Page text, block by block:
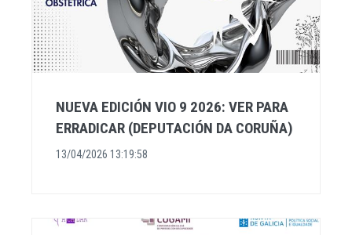
NUEVA EDICIÓN VIO 9 2026: VER PARA
ERRADICAR (DEPUTACIÓN DA CORUÑA)
13/04/2026 13:19:58